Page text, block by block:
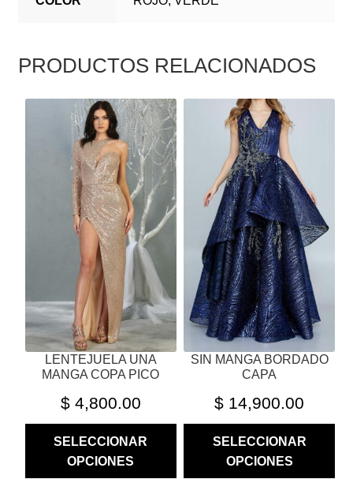
PRODUCTOS RELACIONADOS
LENTEJUELA UNA
MANGA COPA PICO
$4,800.00
SELECCIONAR
OPCIONES
PRODUCTO
MÚLTIPLES
VARIANTES.
OPCIONES
EN
LA
PÁGINA
SIN MANGA BORDADO
CAPA
$ 14,900.00
SELECCIONAR
OPCIONES
PRODUCTO
MÚLTIPLES
VARIANTES.
LAS
OPCIONES
PUEDEN
ELEGIR
EN
LA
PÁGINA
DE